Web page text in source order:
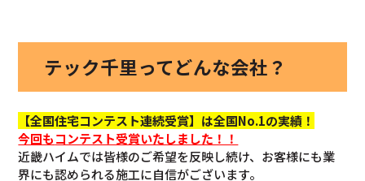
テック千里ってどんな会社？
【全国住宅コンテスト連続受賞】は全国No.1の実績！
今回もコンテスト受賞いたしました！！
近畿ハイムでは皆様のご希望を反映し続け、お客様にも業
界にも認められる施工に自信がございます。